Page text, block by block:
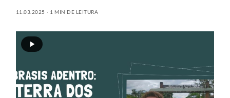
11.03.2025 1 MIN DE LEITURA